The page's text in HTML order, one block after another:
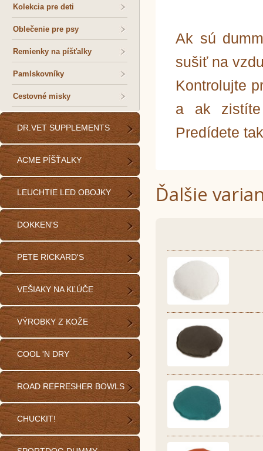
Kolekcia pre deti
Oblečenie pre psy
Remienky na píšťalky
Pamlskovníky
Cestovné misky
DR.VET SUPPLEMENTS
ACME PÍŠŤALKY
LEUCHTIE LED OBOJKY
DOKKEN'S
PETE RICKARD'S
VEŠIAKY NA KĽÚČE
VÝROBKY Z KOŽE
COOL 'N DRY
ROAD REFRESHER BOWLS
CHUCKIT!
Ak sú
sušiť na
Kontrolujte
a ak zistíte
Predídete
Ďalšie